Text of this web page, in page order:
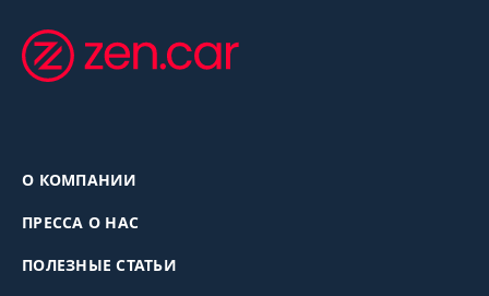
О КОМПАНИИ
ПРЕССА О НАС
ПОЛЕЗНЫЕ СТАТЬИ